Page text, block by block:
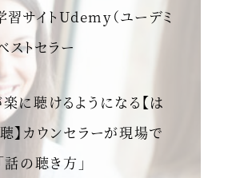
習サイトUdemy（ユーデミ
ストセラー
に聴けるようになる【は
】カウンセラーが現場で
話の聴き方」